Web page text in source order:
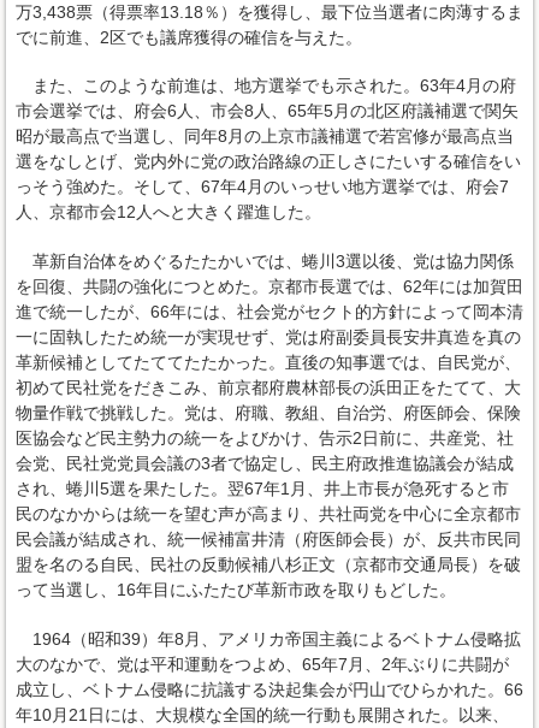
万3,438票（得票率13.18％）を獲得し、最下位当選者に肉薄するま
でに前進、2区でも議席獲得の確信を与えた。
また、このような前進は、地方選挙でも示された。63年4月の府
市会選挙では、府会6人、市会8人、65年5月の北区府議補選で関矢
昭が最高点で当選し、同年8月の上京市議補選で若宮修が最高点当
選をなしとげ、党内外に党の政治路線の正しさにたいする確信をい
っそう強めた。そして、67年4月のいっせい地方選挙では、府会7
人、京都市会12人へと大きく躍進した。
革新自治体をめぐるたたかいでは、蜷川3選以後、党は協力関係
を回復、共闘の強化につとめた。京都市長選では、62年には加賀田
進で統一したが、66年には、社会党がセクト的方針によって岡本清
一に固執したため統一が実現せず、党は府副委員長安井真造を真の
革新候補としてたててたたかった。直後の知事選では、自民党が、
初めて民社党をだきこみ、前京都府農林部長の浜田正をたてて、大
物量作戦で挑戦した。党は、府職、教組、自治労、府医師会、保険
医協会など民主勢力の統一をよびかけ、告示2日前に、共産党、社
会党、民社党党員会議の3者で協定し、民主府政推進協議会が結成
され、蜷川5選を果たした。翌67年1月、井上市長が急死すると市
民のなかからは統一を望む声が高まり、共社両党を中心に全京都市
民会議が結成され、統一候補富井清（府医師会長）が、反共市民同
盟を名のる自民、民社の反動候補八杉正文（京都市交通局長）を破
って当選し、16年目にふたたび革新市政を取りもどした。
1964（昭和39）年8月、アメリカ帝国主義によるベトナム侵略拡
大のなかで、党は平和運動をつよめ、65年7月、2年ぶりに共闘が
成立し、ベトナム侵略に抗議する決起集会が円山でひらかれた。66
年10月21日には、大規模な全国的統一行動も展開された。以来、